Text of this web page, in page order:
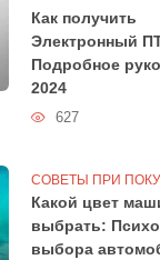
Как получить
Электронный
Подробное
2024
627
СОВЕТЫ ПРИ
Какой цвет
выбрать:
выбора